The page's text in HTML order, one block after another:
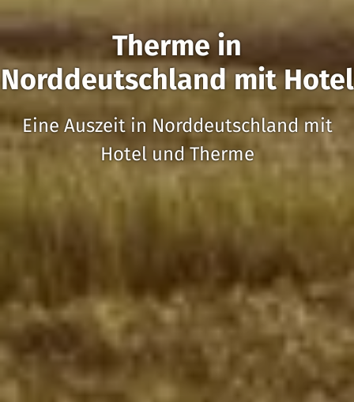
Therme in
Norddeutschland mit Hotel
Eine Auszeit in Norddeutschland mit
Hotel und Therme